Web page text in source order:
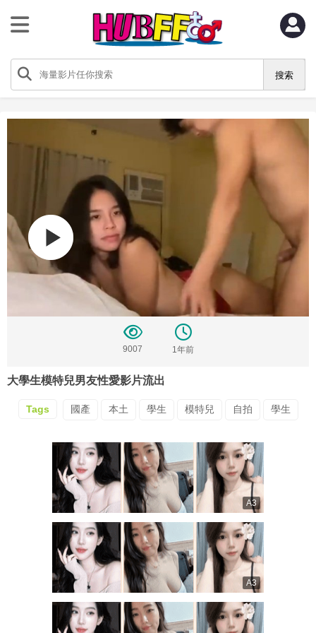
9007 1年前
大學生模特兒男友性愛影片流出
Tags 國產 本土 學生 模特兒 自拍 學生
A3
A3